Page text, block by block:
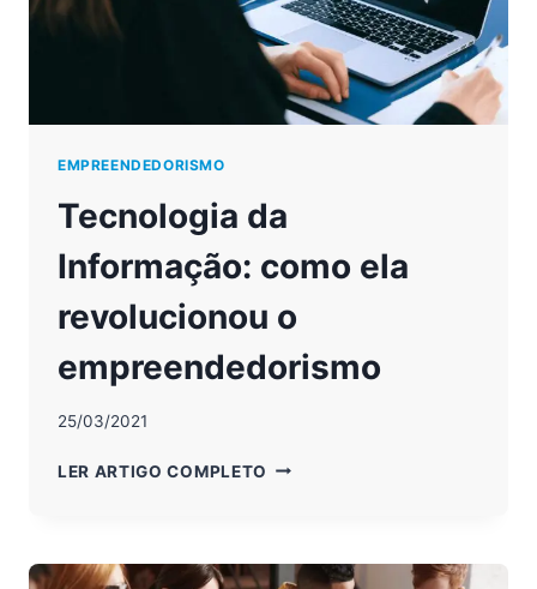
EMPREENDEDORISMO
Tecnologia da
Informação: como ela
revolucionou o
empreendedorismo
25/03/2021
LER ARTIGO COMPLETO TECNOLOGIA
ELA